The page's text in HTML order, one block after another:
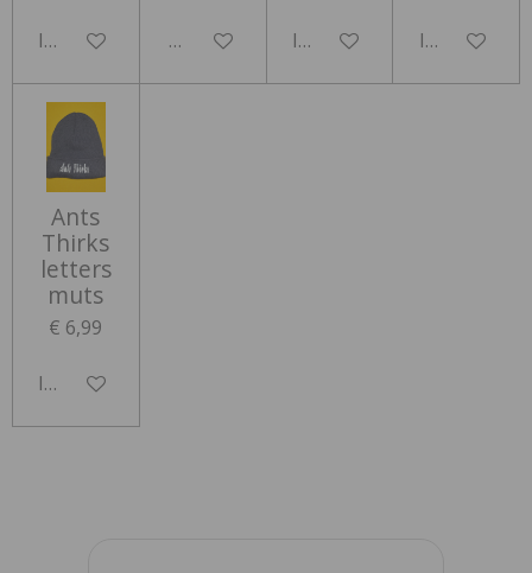
In winkelwagenHoud mij op de hoogteIn winkelwagenIn
Ants
Thirks
letters
muts
€ 6,99
In winkelwagen